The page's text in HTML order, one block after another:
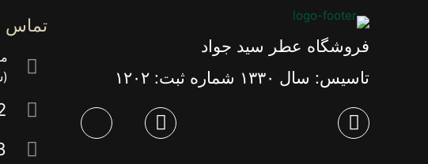
فروشگاه عطر سید جواد
تاسیس: سال ١٣٣٠ شماره ثبت: ١٢٠٢
تماس